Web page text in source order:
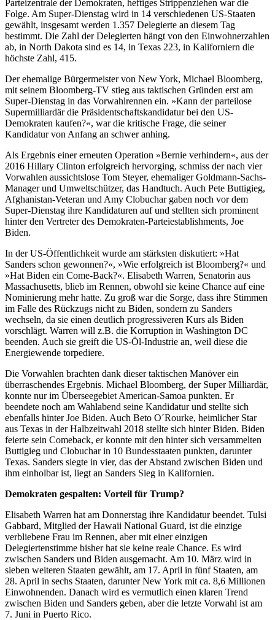
Parteizentrale der Demokraten, heftiges Strippenziehen war die
Folge. Am Super-Dienstag wird in 14 verschiedenen US-Staaten
gewählt, insgesamt werden 1.357 Delegierte an diesem Tag
bestimmt. Die Zahl der Delegierten hängt von den Einwohnerzahlen
ab, in North Dakota sind es 14, in Texas 223, in Kaliforniern die
höchste Zahl, 415.
Der ehemalige Bürgermeister von New York, Michael Bloomberg,
mit seinem Bloomberg-TV stieg aus taktischen Gründen erst am
Super-Dienstag in das Vorwahlrennen ein. »Kann der parteilose
Supermilliardär die Präsidentschaftskandidatur bei den US-
Demokraten kaufen?«, war die kritische Frage, die seiner
Kandidatur von Anfang an schwer anhing.
Als Ergebnis einer erneuten Operation »Bernie verhindern«, aus der
2016 Hillary Clinton erfolgreich hervorging, schmiss der nach vier
Vorwahlen aussichtslose Tom Steyer, ehemaliger Goldmann-Sachs-
Manager und Umweltschützer, das Handtuch. Auch Pete Buttigieg,
Afghanistan-Veteran und Amy Clobuchar gaben noch vor dem
Super-Dienstag ihre Kandidaturen auf und stellten sich prominent
hinter den Vertreter des Demokraten-Parteiestablishments, Joe
Biden.
In der US-Öffentlichkeit wurde am stärksten diskutiert: »Hat
Sanders schon gewonnen?«, »Wie erfolgreich ist Bloomberg?« und
»Hat Biden ein Come-Back?«. Elisabeth Warren, Senatorin aus
Massachusetts, blieb im Rennen, obwohl sie keine Chance auf eine
Nominierung mehr hatte. Zu groß war die Sorge, dass ihre Stimmen
im Falle des Rückzugs nicht zu Biden, sondern zu Sanders
wechseln, da sie einen deutlich progressiveren Kurs als Biden
vorschlägt. Warren will z.B. die Korruption in Washington DC
beenden. Auch sie greift die US-Öl-Industrie an, weil diese die
Energiewende torpediere.
Die Vorwahlen brachten dank dieser taktischen Manöver ein
überraschendes Ergebnis. Michael Bloomberg, der Super Milliardär,
konnte nur im Überseegebiet American-Samoa punkten. Er
beendete noch am Wahlabend seine Kandidatur und stellte sich
ebenfalls hinter Joe Biden. Auch Beto O´Rourke, heimlicher Star
aus Texas in der Halbzeitwahl 2018 stellte sich hinter Biden. Biden
feierte sein Comeback, er konnte mit den hinter sich versammelten
Buttigieg und Clobuchar in 10 Bundesstaaten punkten, darunter
Texas. Sanders siegte in vier, das der Abstand zwischen Biden und
ihm einholbar ist, liegt an Sanders Sieg in Kalifornien.
Demokraten gespalten: Vorteil für Trump?
Elisabeth Warren hat am Donnerstag ihre Kandidatur beendet. Tulsi
Gabbard, Mitglied der Hawaii National Guard, ist die einzige
verbliebene Frau im Rennen, aber mit einer einzigen
Delegiertenstimme bisher hat sie keine reale Chance. Es wird
zwischen Sanders und Biden ausgemacht. Am 10. März wird in
sieben weiteren Staaten gewählt, am 17. April in fünf Staaten, am
28. April in sechs Staaten, darunter New York mit ca. 8,6 Millionen
Einwohnenden. Danach wird es vermutlich einen klaren Trend
zwischen Biden und Sanders geben, aber die letzte Vorwahl ist am
7. Juni in Puerto Rico.